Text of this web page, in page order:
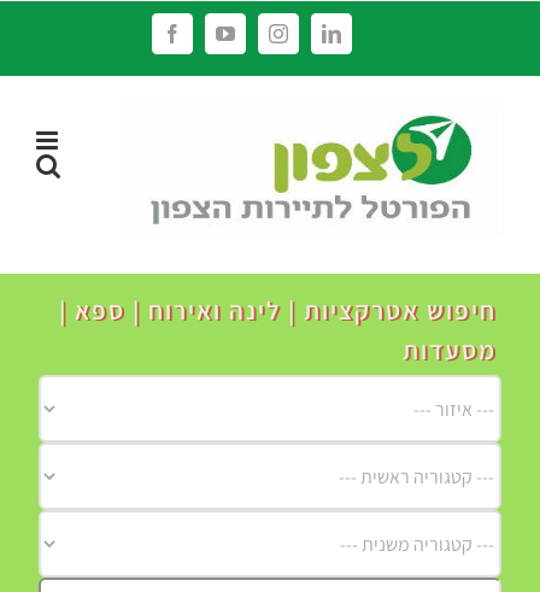
LinkedIn
Instagram
YouTube
Facebook
חיפוש אטרקציות | לינה ואירוח | ספא |
מסעדות